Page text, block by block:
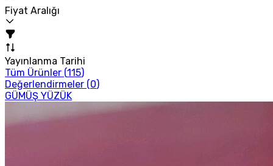
Fiyat Aralığı
Yayınlanma Tarihi
Tüm Ürünler (115)
Değerlendirmeler (0)
GÜMÜŞ YÜZÜK